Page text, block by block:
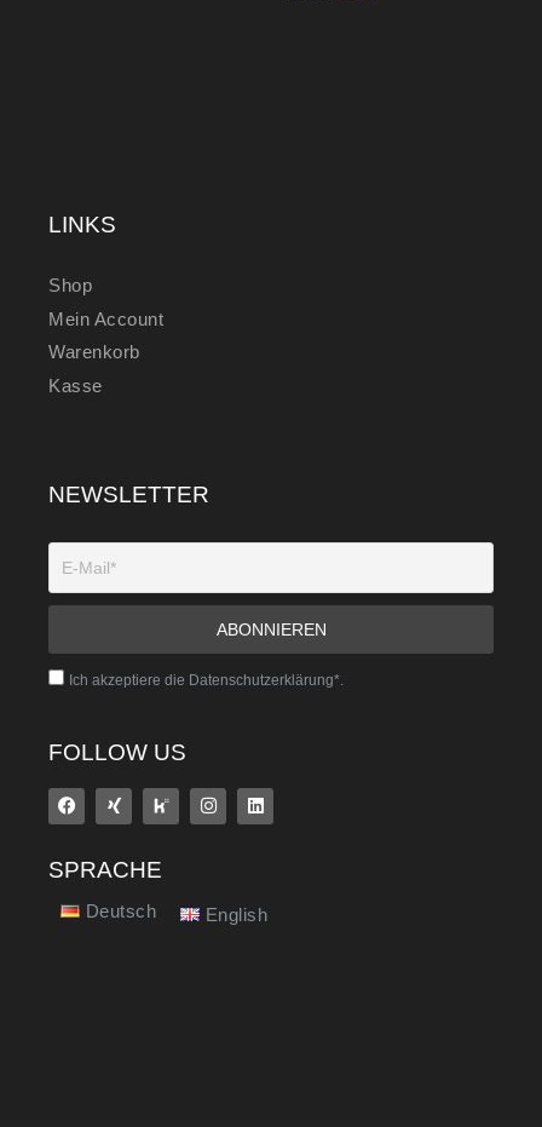
LINKS
Shop
Mein Account
Warenkorb
Kasse
NEWSLETTER
Ich akzeptiere die Datenschutzerklärung*.
FOLLOW US
SPRACHE
Deutsch English